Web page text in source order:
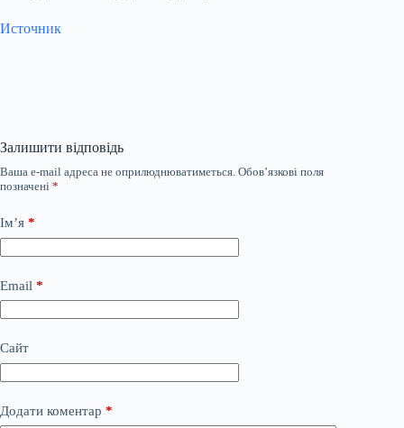
Источник
Залишити відповідь
Ваша e-mail адреса не оприлюднюватиметься. Обов’язкові поля
позначені *
Ім’я *
Email *
Сайт
Додати коментар *